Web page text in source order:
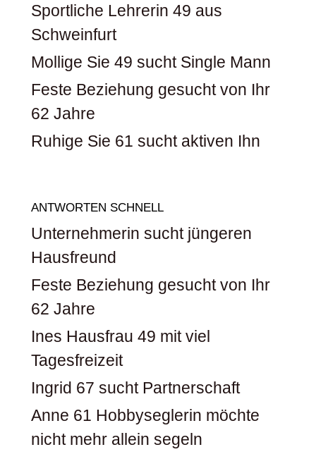
Sportliche Lehrerin 49 aus
Schweinfurt
Mollige Sie 49 sucht Single Mann
Feste Beziehung gesucht von Ihr
62 Jahre
Ruhige Sie 61 sucht aktiven Ihn
ANTWORTEN SCHNELL
Unternehmerin sucht jüngeren
Hausfreund
Feste Beziehung gesucht von Ihr
62 Jahre
Ines Hausfrau 49 mit viel
Tagesfreizeit
Ingrid 67 sucht Partnerschaft
Anne 61 Hobbyseglerin möchte
nicht mehr allein segeln